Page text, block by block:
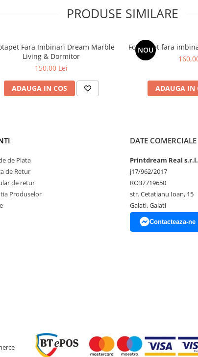
PRODUSE SIMILARE
Fara Imbinari Dream Marble
Living & Dormitor
150,00 Lei
ADAUGA IN COS
NOU
Fototapet fara
ADAUGA IN
de Plata
de Retur
de retur
Produselor
DATE COMERCIALE
Printdream Real s.r.l.
j17/962/2017
RO37719650
str. Cetatianu Ioan, 15
Galati, Galati
Contacteaza-ne